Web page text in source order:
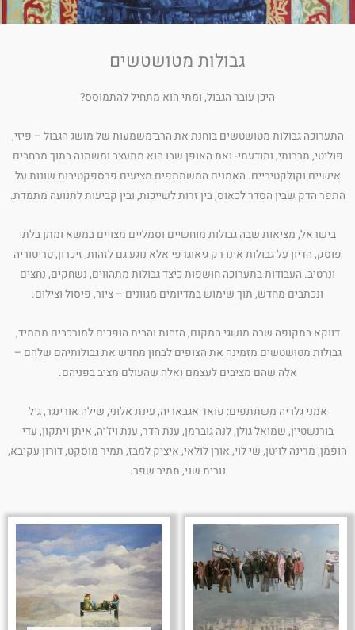
גבולות מטושטשים
היכן עובר הגבול, ומתי הוא מתחיל להתמוסס?
התערוכה גבולות מטושטשים בוחנת את הרב־משמעות של מושג הגבול – פיזי,
פוליטי, תרבותי, ותודעתי- ואת האופן שבו הוא מתעצב ומשתנה בתוך מרחבים
אישיים וקולקטיביים. האמנים המשתתפים מציעים פרספקטיבות שונות על
התפר הדק שבין הסדר לכאוס, בין זרות לשייכות, ובין קביעות לתנועה מתמדת.
בישראל, מציאות שבה גבולות מוחשיים וסמליים מצויים במשא ומתן בלתי
פוסק, הדיון על גבולות אינו רק גיאוגרפי אלא נוגע גם לזהות, זיכרון, טריטוריה
ונרטיב. העבודות בתערוכה חושפות כיצד גבולות מתהווים, נשחקים, נחצים
ונכתבים מחדש, תוך שימוש במדיומים מגוונים – ציור, פיסול וצילום.
דווקא בתקופה שבה מושגי המקום, הזהות והבית הופכים למורכבים מתמיד,
גבולות מטושטשים מזמינה את הצופים לבחון מחדש את גבולותיהם שלהם –
אלה שהם מציבים לעצמם ואלה שהעולם מציב בפניהם.
אמני גלריה משתתפים: פואד אגבאריה, עינת אלוני, שילה אורינגר, גיל
בורנשטיין, שמואל גולן, לנה גוברמן, ענת הדר, ענת ויז'יה, איתן ויתקון, עדי
הופמן, מרינה לויטן, שי לוי, אורן לולאי, איציק למבז, תמיר מוסקט, דורון עקיבא,
נורית שני, תמיר שפר.